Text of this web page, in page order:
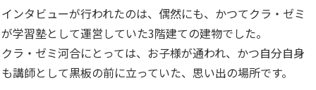
インタビューが行われたのは、偶然にも、かつてクラ・ゼミ
が学習塾として運営していた3階建ての建物でした。
クラ・ゼミ河合にとっては、お子様が通われ、かつ自分自身
も講師として黒板の前に立っていた、思い出の場所です。